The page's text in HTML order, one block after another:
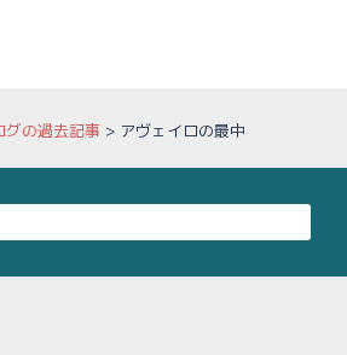
グの過去記事 > アヴェイロの最中